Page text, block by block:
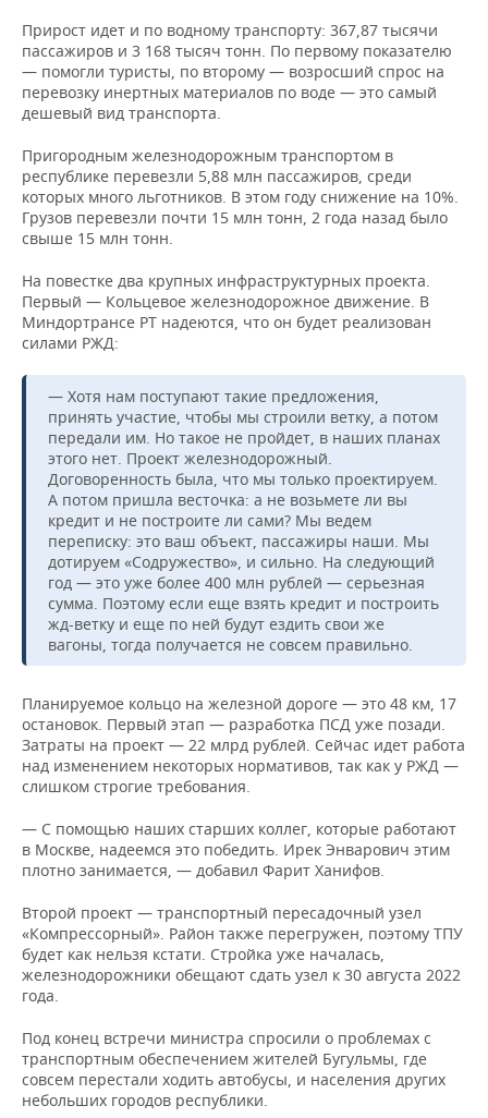
Прирост идет и по водному транспорту: 367,87 тысячи
пассажиров и 3 168 тысяч тонн. По первому показателю
— помогли туристы, по второму — возросший спрос на
перевозку инертных материалов по воде — это самый
дешевый вид транспорта.
Пригородным железнодорожным транспортом в
республике перевезли 5,88 млн пассажиров, среди
которых много льготников. В этом году снижение на 10%.
Грузов перевезли почти 15 млн тонн, 2 года назад было
свыше 15 млн тонн.
На повестке два крупных инфраструктурных проекта.
Первый — Кольцевое железнодорожное движение. В
Миндортрансе РТ надеются, что он будет реализован
силами РЖД:
— Хотя нам поступают такие предложения,
принять участие, чтобы мы строили ветку, а потом
передали им. Но такое не пройдет, в наших планах
этого нет. Проект железнодорожный.
Договоренность была, что мы только проектируем.
А потом пришла весточка: а не возьмете ли вы
кредит и не построите ли сами? Мы ведем
переписку: это ваш объект, пассажиры наши. Мы
дотируем «Содружество», и сильно. На следующий
год — это уже более 400 млн рублей — серьезная
сумма. Поэтому если еще взять кредит и построить
жд-ветку и еще по ней будут ездить свои же
вагоны, тогда получается не совсем правильно.
Планируемое кольцо на железной дороге — это 48 км, 17
остановок. Первый этап — разработка ПСД уже позади.
Затраты на проект — 22 млрд рублей. Сейчас идет работа
над изменением некоторых нормативов, так как у РЖД —
слишком строгие требования.
— С помощью наших старших коллег, которые работают
в Москве, надеемся это победить. Ирек Энварович этим
плотно занимается, — добавил Фарит Ханифов.
Второй проект — транспортный пересадочный узел
«Компрессорный». Район также перегружен, поэтому ТПУ
будет как нельзя кстати. Стройка уже началась,
железнодорожники обещают сдать узел к 30 августа 2022
года.
Под конец встречи министра спросили о проблемах с
транспортным обеспечением жителей Бугульмы, где
совсем перестали ходить автобусы, и населения других
небольших городов республики.